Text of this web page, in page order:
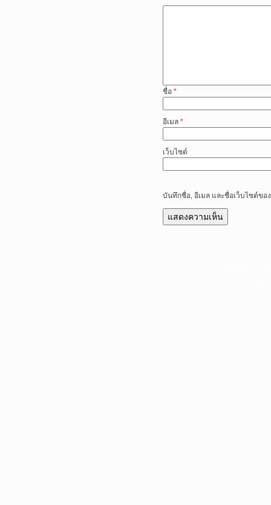
ชื่อ *
อีเมล *
เว็บไซต์
บันทึกชื่อ, อีเมล และชื่อเว็บไซต์ขอ